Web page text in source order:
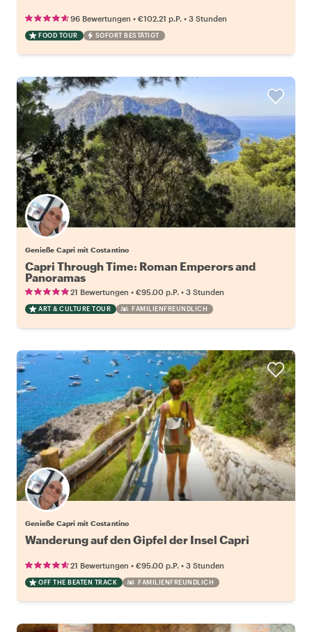
96 Bewertungen • €102.21 p.P. • 3 Stunden
FOOD TOUR SOFORT BESTÄTIGT
Genieße Capri mit Costantino
Capri Through Time: Roman Emperors and
Panoramas
21 Bewertungen • €95.00 p.P. • 3 Stunden
ART & CULTURE TOUR FAMILIENFREUNDLICH
Genieße Capri mit Costantino
Wanderung auf den Gipfel der Insel Capri
21 Bewertungen • €95.00 p.P. • 3 Stunden
OFF THE BEATEN TRACK FAMILIENFREUNDLICH